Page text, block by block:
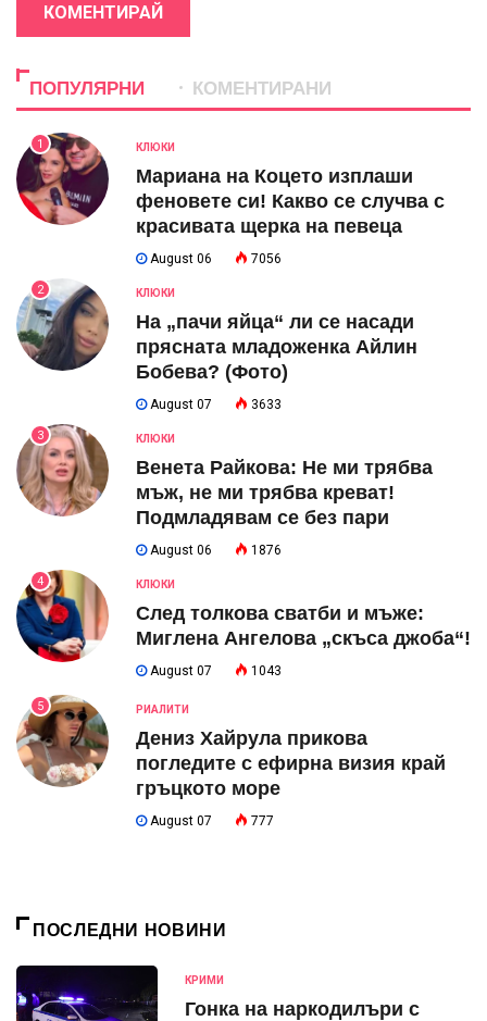
КОМЕНТИРАЙ
ПОПУЛЯРНИ КОМЕНТИРАНИ
1 КЛЮКИ
Мариана на Коцето изплаши
феновете си! Какво се случва с
красивата щерка на певеца
August 06 7056
2 КЛЮКИ
На „пачи яйца“ ли се насади
прясната младоженка Айлин
Бобева? (Фото)
August 07 3633
3 КЛЮКИ
Венета Райкова: Не ми трябва
мъж, не ми трябва креват!
Подмладявам се без пари
August 06 1876
4 КЛЮКИ
След толкова сватби и мъже:
Миглена Ангелова „скъса джоба“!
August 07 1043
5 РИАЛИТИ
Дениз Хайрула прикова
погледите с ефирна визия край
гръцкото море
August 07 777
ПОСЛЕДНИ НОВИНИ
КРИМИ
Гонка на наркодилъри с